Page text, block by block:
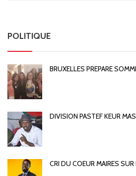
POLITIQUE
BRUXELLES PREPARE
DIVISION PASTEF KEUR
CRI DU COEUR MAIRES